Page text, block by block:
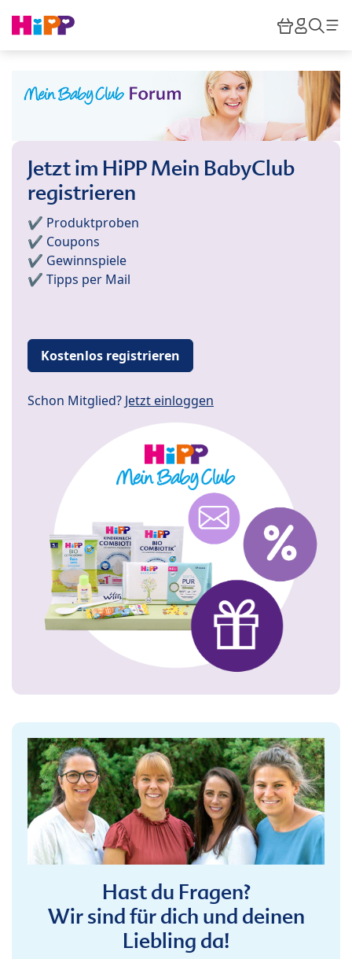
HiPP
Jetzt im HiPP Mein BabyClub
registrieren
✔️ Produktproben
✔️ Coupons
✔️ Gewinnspiele
✔️ Tipps per Mail
Kostenlos registrieren
Schon Mitglied? Jetzt einloggen
Hast du Fragen?
Wir sind für dich und deinen
Liebling da!